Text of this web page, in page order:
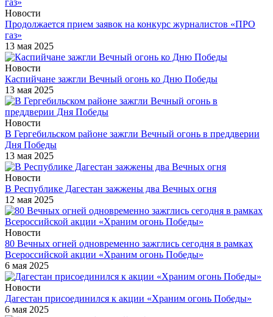
Новости
Продолжается прием заявок на конкурс журналистов «ПРО
газ»
13 мая 2025
Новости
Каспийчане зажгли Вечный огонь ко Дню Победы
13 мая 2025
Новости
В Гергебильском районе зажгли Вечный огонь в преддверии
Дня Победы
13 мая 2025
Новости
В Республике Дагестан зажжены два Вечных огня
12 мая 2025
Новости
80 Вечных огней одновременно зажглись сегодня в рамках
Всероссийской акции «Храним огонь Победы»
6 мая 2025
Новости
Дагестан присоединился к акции «Храним огонь Победы»
6 мая 2025